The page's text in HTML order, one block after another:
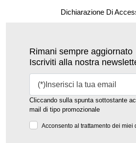
Dichiarazione Di
Rimani sempre aggiornato
Iscriviti alla nostra
Cliccando sulla spunta sottostante
mail di tipo promozionale
Acconsento al trattamento dei miei